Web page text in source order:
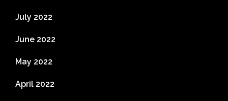
July 2022
June 2022
May 2022
April 2022